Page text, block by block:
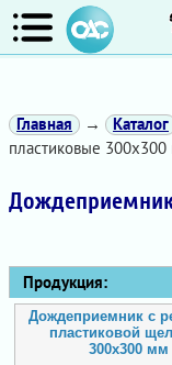
Главная → Каталог
пластиковые
Продукция:
Дождеприемник с
пластиковой
300х300 мм